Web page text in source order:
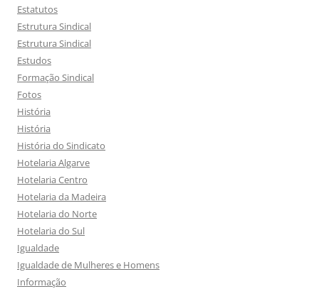
Estatutos
Estrutura Sindical
Estrutura Sindical
Estudos
Formação Sindical
Fotos
História
História
História do Sindicato
Hotelaria Algarve
Hotelaria Centro
Hotelaria da Madeira
Hotelaria do Norte
Hotelaria do Sul
Igualdade
Igualdade de Mulheres e Homens
Informação